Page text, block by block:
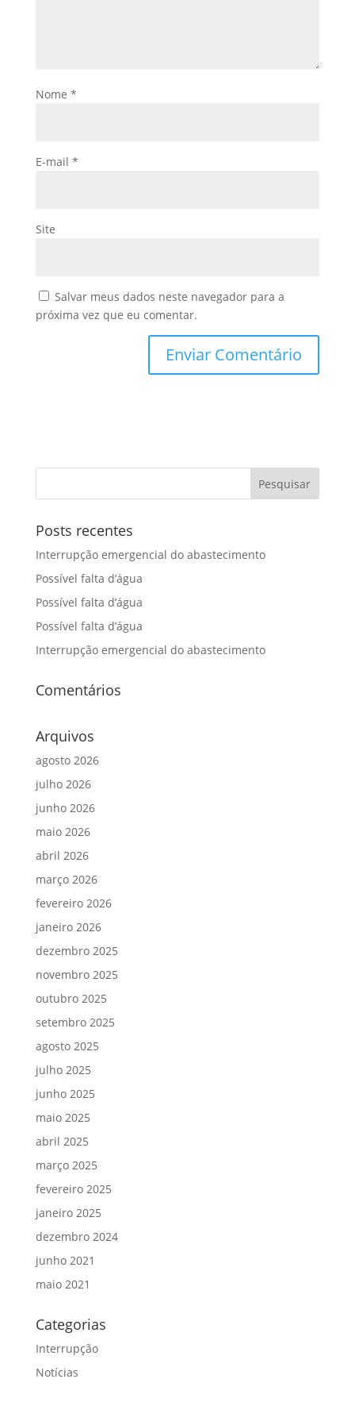
Nome *
E-mail *
Site
Salvar meus dados neste navegador para a
próxima vez que eu comentar.
Posts recentes
Interrupção emergencial do abastecimento
Possível falta d’água
Possível falta d’água
Possível falta d’água
Interrupção emergencial do abastecimento
Comentários
Arquivos
agosto 2026
julho 2026
junho 2026
maio 2026
abril 2026
março 2026
fevereiro 2026
janeiro 2026
dezembro 2025
novembro 2025
outubro 2025
setembro 2025
agosto 2025
julho 2025
junho 2025
maio 2025
abril 2025
março 2025
fevereiro 2025
janeiro 2025
dezembro 2024
junho 2021
maio 2021
Categorias
Interrupção
Notícias